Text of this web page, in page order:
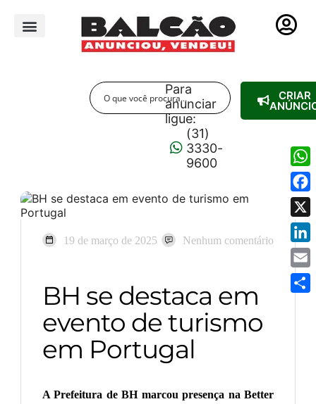
Para
anunciar
ligue:
(31)
3330-
9600
CRIAR
19 de março de 2025 Nenhum comentário
BH se destaca em
evento de turismo
em Portugal
A Prefeitura de BH marcou presença na Better
X